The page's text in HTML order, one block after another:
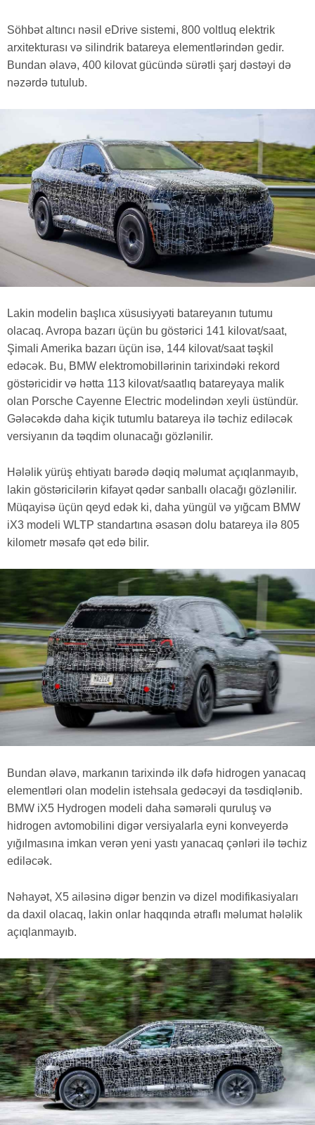
Söhbət altıncı nəsil eDrive sistemi, 800 voltluq elektrik
arxitekturası və silindrik batareya elementlərindən gedir.
Bundan əlavə, 400 kilovat gücündə sürətli şarj dəstəyi də
nəzərdə tutulub.
Lakin modelin başlıca xüsusiyyəti batareyanın tutumu
olacaq. Avropa bazarı üçün bu göstərici 141 kilovat/saat,
Şimali Amerika bazarı üçün isə, 144 kilovat/saat təşkil
edəcək. Bu, BMW elektromobillərinin tarixindəki rekord
göstəricidir və hətta 113 kilovat/saatlıq batareyaya malik
olan Porsche Cayenne Electric modelindən xeyli üstündür.
Gələcəkdə daha kiçik tutumlu batareya ilə təchiz ediləcək
versiyanın da təqdim olunacağı gözlənilir.
Hələlik yürüş ehtiyatı barədə dəqiq məlumat açıqlanmayıb,
lakin göstəricilərin kifayət qədər sanballı olacağı gözlənilir.
Müqayisə üçün qeyd edək ki, daha yüngül və yığcam BMW
iX3 modeli WLTP standartına əsasən dolu batareya ilə 805
kilometr məsafə qət edə bilir.
Bundan əlavə, markanın tarixində ilk dəfə hidrogen yanacaq
elementləri olan modelin istehsala gedəcəyi da təsdiqlənib.
BMW iX5 Hydrogen modeli daha səmərəli quruluş və
hidrogen avtomobilini digər versiyalarla eyni konveyerdə
yığılmasına imkan verən yeni yastı yanacaq çənləri ilə təchiz
ediləcək.
Nəhayət, X5 ailəsinə digər benzin və dizel modifikasiyaları
da daxil olacaq, lakin onlar haqqında ətraflı məlumat hələlik
açıqlanmayıb.